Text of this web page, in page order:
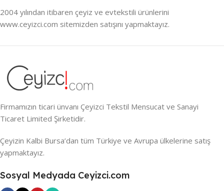
2004 yılından itibaren çeyiz ve evtekstili ürünlerini
www.ceyizci.com sitemizden satışını yapmaktayız.
Firmamızın ticari ünvanı Çeyizci Tekstil Mensucat ve Sanayi
Ticaret Limited Şirketidir.
Çeyizin Kalbi Bursa’dan tüm Türkiye ve Avrupa ülkelerine satış
yapmaktayız.
Sosyal Medyada Ceyizci.com